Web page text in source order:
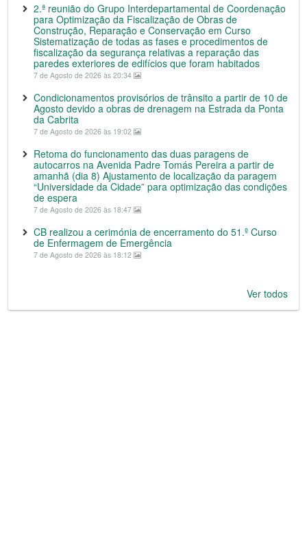
2.ª reunião do Grupo Interdepartamental de Coordenação
para Optimização da Fiscalização de Obras de
Construção, Reparação e Conservação em Curso
Sistematização de todas as fases e procedimentos de
fiscalização da segurança relativas a reparação das
paredes exteriores de edifícios que foram habitados
7 de Agosto de 2026 às 20:34
Condicionamentos provisórios de trânsito a partir de 10 de
Agosto devido a obras de drenagem na Estrada da Ponta
da Cabrita
7 de Agosto de 2026 às 19:02
Retoma do funcionamento das duas paragens de
autocarros na Avenida Padre Tomás Pereira a partir de
amanhã (dia 8) Ajustamento de localização da paragem
“Universidade da Cidade” para optimização das condições
de espera
7 de Agosto de 2026 às 18:47
CB realizou a cerimónia de encerramento do 51.º Curso
de Enfermagem de Emergência
7 de Agosto de 2026 às 18:12
Ver todos